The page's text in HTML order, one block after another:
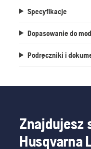
Specyfikacje
Dopasowanie do
Podręczniki i
Znajdujesz
Husqvarna